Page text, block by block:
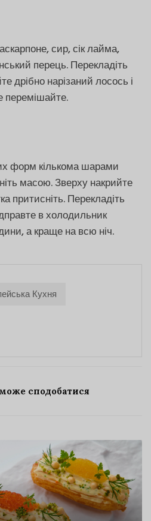
сир, сік лайма,
перець. Перекладіть
дрібно нарізаний лосось і
форм кількома шарами
масою. Зверху накрийте
притисніть. Перекладіть
в холодильник
а краще на всю ніч.
Кухня
сподобатися